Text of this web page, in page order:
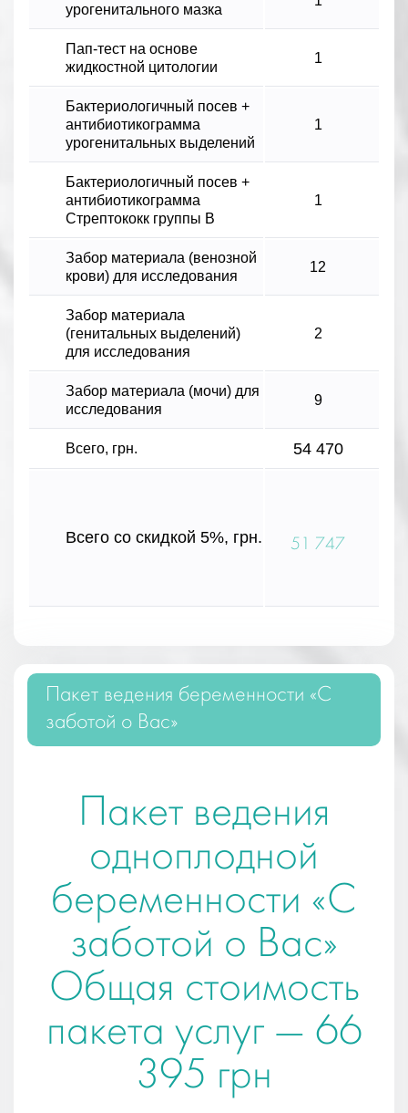
урогенитального мазка
Пап-тест на основе
жидкостной цитологии
1
Бактериологичный посев +
антибиотикограмма
урогенитальных выделений
1
Бактериологичный посев +
антибиотикограмма
Стрептококк группы В
1
Забор материала (венозной
крови) для исследования
12
Забор материала
(генитальных выделений)
для исследования
2
Забор материала (мочи) для
исследования
9
Всего, грн. 54 470
Всего со скидкой 5%, грн. 51 747
Пакет ведения беременности «С
заботой о Вас»
Пакет ведения
одноплодной
беременности «С
заботой о Вас»
Общая стоимость
пакета услуг — 66
395 грн